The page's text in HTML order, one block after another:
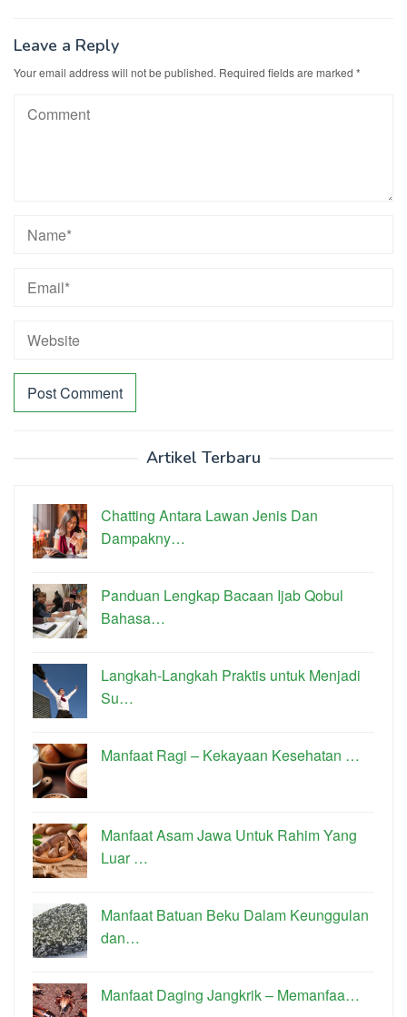
Leave a Reply
Your email address will not be published. Required fields are marked *
Artikel Terbaru
Chatting Antara Lawan Jenis Dan
Dampakny…
Panduan Lengkap Bacaan Ijab Qobul
Bahasa…
Langkah-Langkah Praktis untuk Menjadi
Su…
Manfaat Ragi – Kekayaan Kesehatan …
Manfaat Asam Jawa Untuk Rahim Yang
Luar …
Manfaat Batuan Beku Dalam Keunggulan
dan…
Manfaat Daging Jangkrik – Memanfaa…